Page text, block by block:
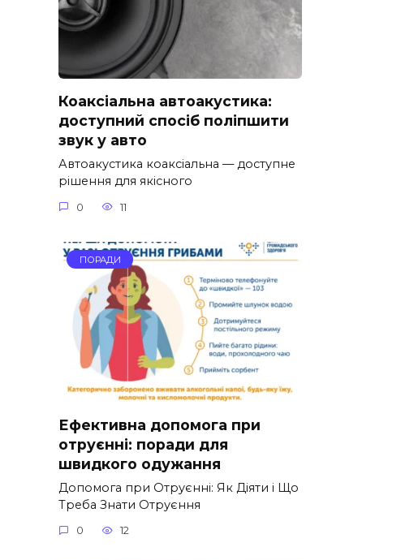
Коаксіальна автоакустика:
доступний спосіб поліпшити
звук у авто
Автоакустика коаксіальна — доступне
рішення для якісного
0 11
ПОРАДИ
Ефективна допомога при
отруєнні: поради для
швидкого одужання
Допомога при Отруєнні: Як Діяти і Що
Треба Знати Отруєння
0 12